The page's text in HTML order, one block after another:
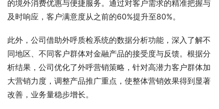
的境外消费优惠与便捷服务。通过对客户需求的精准把握与
及时响应，客户满意度从之前的60%提升至80%。
此外，公司借助外呼质检系统的数据分析功能，深入了解不
同地区、不同客户群体对金融产品的接受度与反馈。根据分
析结果，公司优化了外呼营销策略，针对高潜力客户群体加
大营销力度，调整产品推广重点，使整体营销效果得到显著
改善，业务量稳步增长。